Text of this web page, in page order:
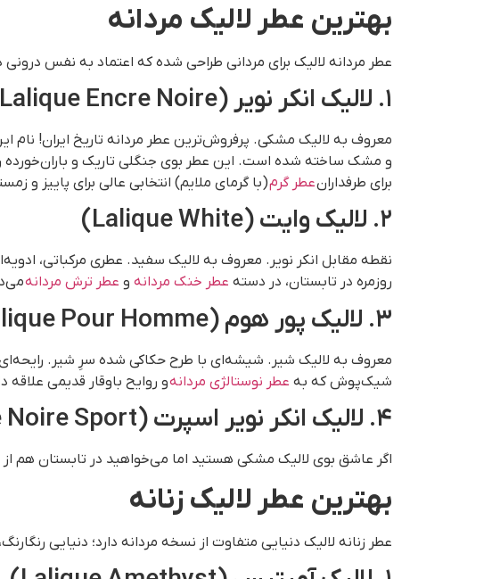
بهترین عطر لالیک مردانه
عطر مردانه لالیک برای مردانی طراحی شده که اعتماد به نفس درونی
۱. لالیک انکر نویر (Lalique Encre Noire)
و مشک ساخته شده است. این عطر بوی جنگلی تاریک و باران‌خورده
برای طرفدارانعطر گرم(با گرمای ملایم) انتخابی عالی برای پاییز و
۲. لالیک وایت (Lalique White)
نقطه مقابل انکر نویر. معروف به لالیک سفید. عطری مرکباتی،
روزمره در تابستان، در دسته عطر خنک مردانه و عطر ترش مردانه
۳. لالیک پور هوم (Lalique Pour Homme)
معروف به لالیک شیر. شیشه‌ای با طرح حکاکی شده سرِ شیر.
شیک‌پوش که به عطر نوستالژی مردانهو روایح باوقار قدیمی علاقه
۴. لالیک انکر نویر اسپرت (Encre Noire Sport)
اگر عاشق بوی لالیک مشکی هستید اما می‌خواهید در تابستان هم
بهترین عطر لالیک زنانه
عطر زنانه لالیک دنیایی متفاوت از نسخه مردانه دارد؛ دنیایی